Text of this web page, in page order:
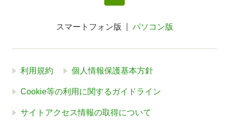
スマートフォン版 パソコン版
利用規約 個人情報保護基本方針
Cookie等の利用に関するガイドライン
サイトアクセス情報の取得について